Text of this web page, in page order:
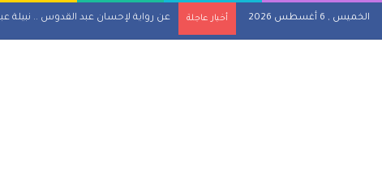
الخميس , 6 أغسطس 2026 أخبار عاجلة عن رواية لإحسان عبد القدوس .. نبيلة